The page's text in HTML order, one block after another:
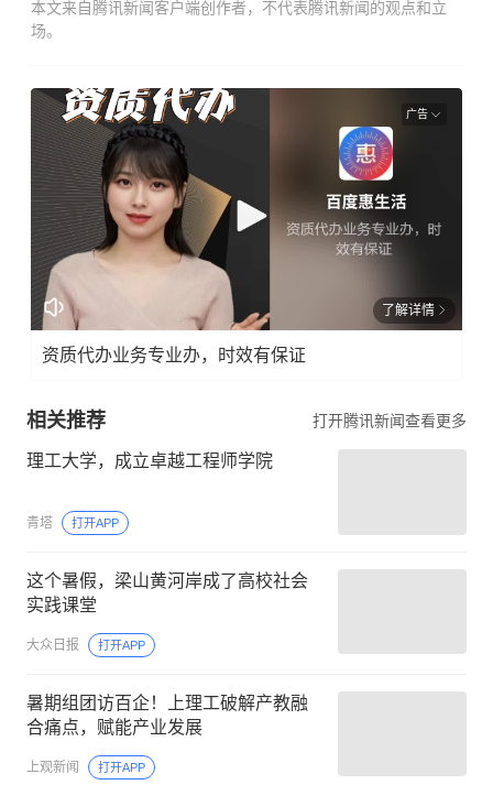
本文来自腾讯新闻客户端创作者，不代表腾讯新闻的观点和立
场。
广告
了解详情
资质代办业务专业办，时效有保证
相关推荐 打开腾讯新闻查看更多
理工大学，成立卓越工程师学院
青塔 打开APP
这个暑假，梁山黄河岸成了高校社会
实践课堂
大众日报 打开APP
暑期组团访百企！上理工破解产教融
合痛点，赋能产业发展
上观新闻 打开APP